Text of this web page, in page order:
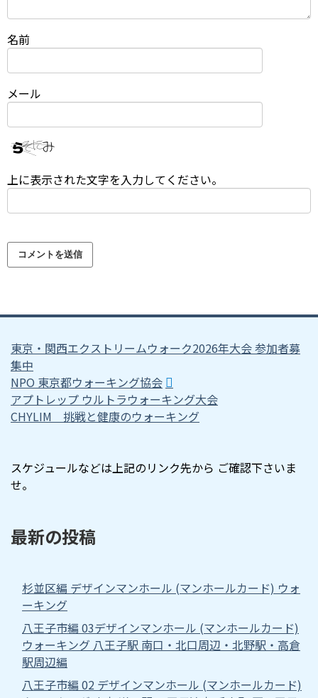
名前
メール
上に表示された文字を入力してください。
東京・関西エクストリームウォーク2026年大会 参加者募
集中
NPO 東京都ウォーキング協会
アプトレップ ウルトラウォーキング大会
CHYLIM 挑戦と健康のウォーキング
スケジュールなどは上記のリンク先から ご確認下さいま
せ。
最新の投稿
杉並区編 デザインマンホール (マンホールカード) ウォ
ーキング
八王子市編 03デザインマンホール (マンホールカード)
ウォーキング 八王子駅 南口・北口周辺・北野駅・高倉
駅周辺編
八王子市編 02 デザインマンホール (マンホールカード)